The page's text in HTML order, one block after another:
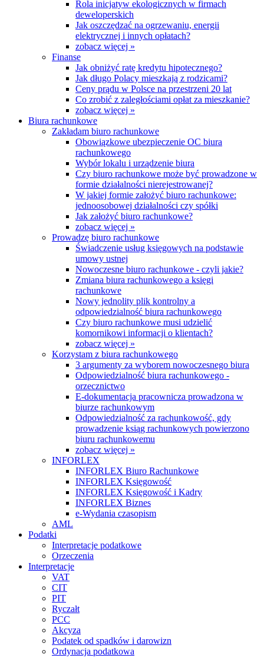
Rola inicjatyw ekologicznych w firmach
deweloperskich
Jak oszczędzać na ogrzewaniu, energii
elektrycznej i innych opłatach?
zobacz więcej »
Finanse
Jak obniżyć ratę kredytu hipotecznego?
Jak długo Polacy mieszkają z rodzicami?
Ceny prądu w Polsce na przestrzeni 20 lat
Co zrobić z zaległościami opłat za mieszkanie?
zobacz więcej »
Biura rachunkowe
Zakładam biuro rachunkowe
Obowiązkowe ubezpieczenie OC biura
rachunkowego
Wybór lokalu i urządzenie biura
Czy biuro rachunkowe może być prowadzone w
formie działalności nierejestrowanej?
W jakiej formie założyć biuro rachunkowe:
jednoosobowej działalności czy spółki
Jak założyć biuro rachunkowe?
zobacz więcej »
Prowadzę biuro rachunkowe
Świadczenie usług księgowych na podstawie
umowy ustnej
Nowoczesne biuro rachunkowe - czyli jakie?
Zmiana biura rachunkowego a księgi
rachunkowe
Nowy jednolity plik kontrolny a
odpowiedzialność biura rachunkowego
Czy biuro rachunkowe musi udzielić
komornikowi informacji o klientach?
zobacz więcej »
Korzystam z biura rachunkowego
3 argumenty za wyborem nowoczesnego biura
Odpowiedzialność biura rachunkowego -
orzecznictwo
E-dokumentacja pracownicza prowadzona w
biurze rachunkowym
Odpowiedzialność za rachunkowość, gdy
prowadzenie ksiąg rachunkowych powierzono
biuru rachunkowemu
zobacz więcej »
INFORLEX
INFORLEX Biuro Rachunkowe
INFORLEX Księgowość
INFORLEX Księgowość i Kadry
INFORLEX Biznes
e-Wydania czasopism
AML
Podatki
Interpretacje podatkowe
Orzeczenia
Interpretacje
VAT
CIT
PIT
Ryczałt
PCC
Akcyza
Podatek od spadków i darowizn
Ordynacja podatkowa